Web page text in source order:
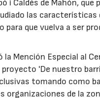
i Caldés de Mahón, que
las características
que vuelva a ser
la Mención Especial al
'De nuestro
tomando como
organizaciones de la